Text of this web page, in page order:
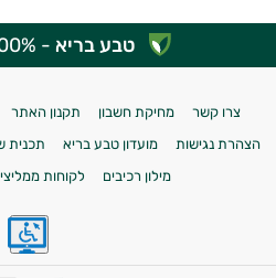
טבע בריא - 100% קנייה בטוחה
צרו קשר מחיקת חשבון תקנון האתר
הצהרת נגישות
מועדון טבע בריא תכנית
מילון רכיבים
לקוחות